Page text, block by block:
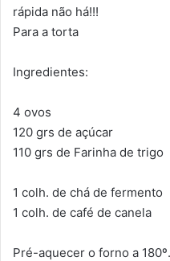
rápida não há!!!
Para a torta
Ingredientes:
4 ovos
120 grs de açúcar
110 grs de Farinha de trigo
1 colh. de chá de fermento
1 colh. de café de canela
Pré-aquecer o forno a